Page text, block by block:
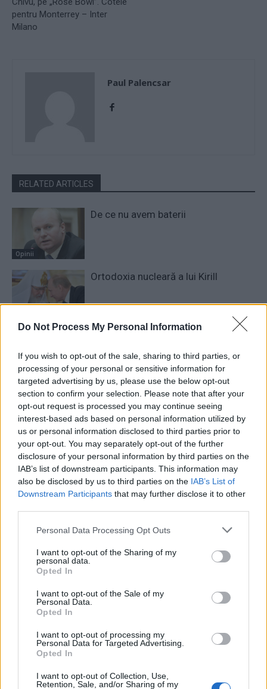
Do Not Process My Personal Information
If you wish to opt-out of the sale, sharing to third parties, or
processing of your personal or sensitive information for
targeted advertising by us, please use the below opt-out
section to confirm your selection. Please note that after your
opt-out request is processed you may continue seeing
interest-based ads based on personal information utilized by
us or personal information disclosed to third parties prior to
your opt-out. You may separately opt-out of the further
disclosure of your personal information by third parties on the
IAB’s list of downstream participants. This information may
also be disclosed by us to third parties on the IAB’s List of
Downstream Participants that may further disclose it to other
Personal Data Processing Opt Outs
I want to opt-out of the Sharing of my
personal data.
Opted In
I want to opt-out of the Sale of my
Personal Data.
Opted In
I want to opt-out of processing my
Personal Data for Targeted Advertising.
Opted In
I want to opt-out of Collection, Use,
Retention, Sale, and/or Sharing of my
pentru Monterrey – Inter
Milano
Paul Palencsar
RELATED ARTICLES
Opinii
De ce nu avem baterii
Ortodoxia nucleară a lui Kirill
Opinii
3 COMENTARII
bilbofil marți, 17 iunie 2025 La 16.48
Nimeni nu vorbește de crimele făcute de Hamas
împotriva palestinienilor, de la opozanții pașnici
eliminați, la deturnarea ajutoarelor umanitare, la
utilizarea propriilor civili ca scut. Cînd o armată se
așează, în fața civililor, pentru a-i apăra de atacuri
armate și alta, deși înarmată, se ascunde în spatele
genocid?
Răspundeți
Plici
la un tanar, 20+: “rusii au reusit ceva incredibil in
Africa … i-au dat afara pe exploatatorii francezi”.
doi: pustiul era convins ca incepe razboiul.